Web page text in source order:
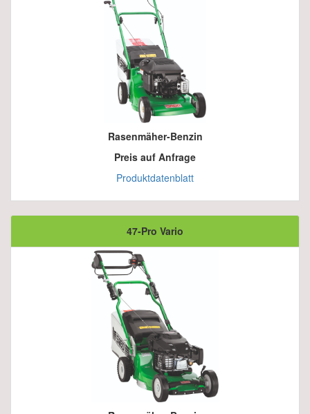
Rasenmäher-Benzin
Preis auf Anfrage
Produktdatenblatt
47-Pro Vario